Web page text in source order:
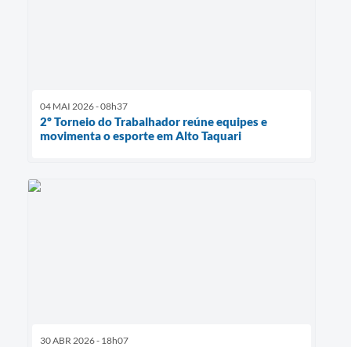
04 MAI 2026 - 08h37
2º Torneio do Trabalhador reúne equipes e
movimenta o esporte em Alto Taquari
30 ABR 2026 - 18h07